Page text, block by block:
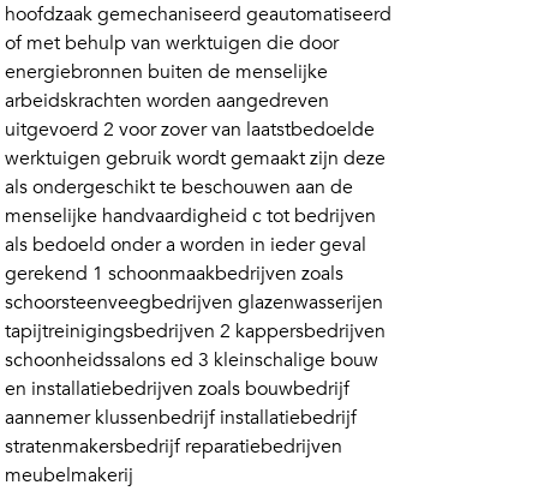
hoofdzaak gemechaniseerd geautomatiseerd
of met behulp van werktuigen die door
energiebronnen buiten de menselijke
arbeidskrachten worden aangedreven
uitgevoerd 2 voor zover van laatstbedoelde
werktuigen gebruik wordt gemaakt zijn deze
als ondergeschikt te beschouwen aan de
menselijke handvaardigheid c tot bedrijven
als bedoeld onder a worden in ieder geval
gerekend 1 schoonmaakbedrijven zoals
schoorsteenveegbedrijven glazenwasserijen
tapijtreinigingsbedrijven 2 kappersbedrijven
schoonheidssalons ed 3 kleinschalige bouw
en installatiebedrijven zoals bouwbedrijf
aannemer klussenbedrijf installatiebedrijf
stratenmakersbedrijf reparatiebedrijven
meubelmakerij